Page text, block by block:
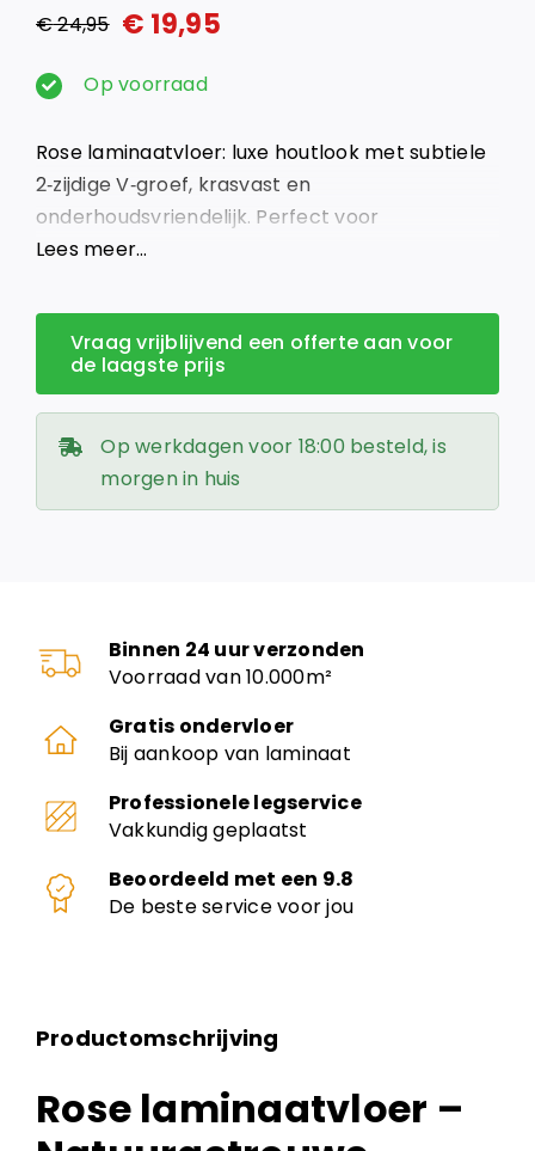
€24,95
Oorspronkelijke
prijs
€ 24,95.
€ 19,95
Huidige
prijs
€ 19,95.
Op voorraad
Rose laminaatvloer: luxe houtlook met subtiele
2‑zijdige V‑groef, krasvast en
onderhoudsvriendelijk. Perfect voor
vloerverwarming. Vraag nu gratis advies!
Lees meer…
Vraag vrijblijvend een offerte aan voor
de laagste prijs
Op werkdagen voor 18:00 besteld, is
morgen in huis
Binnen 24 uur verzonden
Voorraad van 10.000m²
Gratis ondervloer
Bij aankoop van laminaat
Professionele legservice
Vakkundig geplaatst
Beoordeeld met een 9.8
De beste service voor jou
Productomschrijving
Rose laminaatvloer –